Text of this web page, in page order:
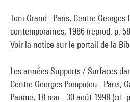
Toni Grand : Paris, Centre Georges
contemporaines, 1986 (reprod. p.
Voir la notice sur le portail de la
Les années Supports / Surfaces
Centre Georges Pompidou : Paris,
Paume, 18 mai - 30 août 1998 (cit.